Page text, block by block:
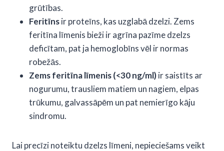
grūtības.
Feritīnsir proteīns, kas uzglabā dzelzi. Zems
feritīna līmenis bieži ir agrīna pazīme dzelzs
deficītam, pat ja hemoglobīns vēl ir normas
robežās.
Zems feritīna līmenis (<30 ng/ml)ir saistīts ar
nogurumu, trausliem matiem un nagiem, elpas
trūkumu, galvassāpēm un pat nemierīgo kāju
sindromu.
Lai precīzi noteiktu dzelzs līmeni, nepieciešams veikt